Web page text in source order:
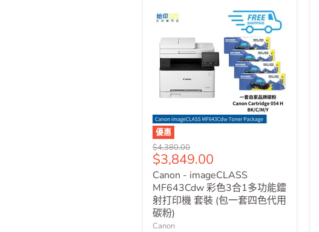
優惠
原
價
$4,380.00
售
價
$3,849.00
Canon - imageCLASS
MF643Cdw 彩色3合1多功能鐳
射打印機 套裝 (包一套四色代用
碳粉)
Canon